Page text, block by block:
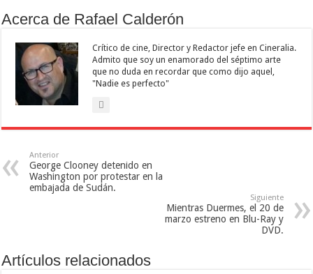
Acerca de Rafael Calderón
Crítico de cine, Director y Redactor jefe en Cineralia.
Admito que soy un enamorado del séptimo arte
que no duda en recordar que como dijo aquel,
"Nadie es perfecto"
Anterior
George Clooney detenido en
Washington por protestar en la
embajada de Sudán.
Siguiente
Mientras Duermes, el 20 de
marzo estreno en Blu-Ray y
DVD.
Artículos relacionados